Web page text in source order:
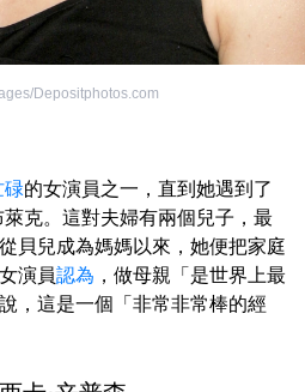
Depositphotos.com
碌的女演員之一，直到她遇到了
克。這對夫婦有兩個兒子，最
貝兒成為媽媽以來，她便把家庭
演員認為 ，做母親「是世界上最
，這是一個「非常非常棒的經